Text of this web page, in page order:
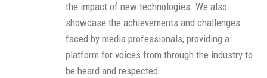
the impact of new technologies. We also
showcase the achievements and challenges
faced by media professionals, providing a
platform for voices from through the industry to
be heard and respected.